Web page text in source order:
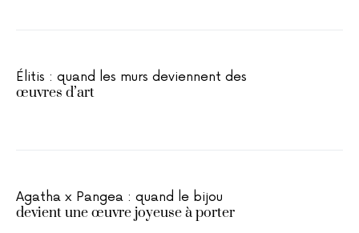
Élitis : quand les murs deviennent des
œuvres d’art
Agatha x Pangea : quand le bijou
devient une œuvre joyeuse à porter